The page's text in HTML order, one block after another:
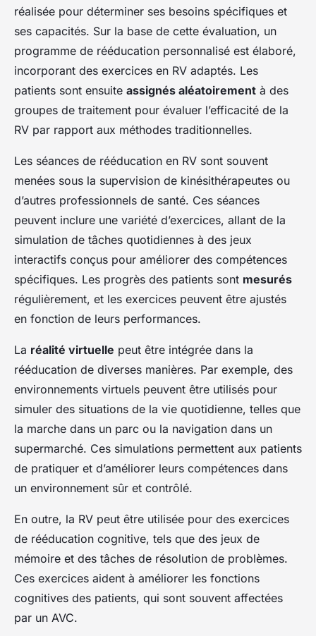
réalisée pour déterminer ses besoins spécifiques et
ses capacités. Sur la base de cette évaluation, un
programme de rééducation personnalisé est élaboré,
incorporant des exercices en RV adaptés. Les
patients sont ensuite assignés aléatoirement à des
groupes de traitement pour évaluer l’efficacité de la
RV par rapport aux méthodes traditionnelles.
Les séances de rééducation en RV sont souvent
menées sous la supervision de kinésithérapeutes ou
d’autres professionnels de santé. Ces séances
peuvent inclure une variété d’exercices, allant de la
simulation de tâches quotidiennes à des jeux
interactifs conçus pour améliorer des compétences
spécifiques. Les progrès des patients sont mesurés
régulièrement, et les exercices peuvent être ajustés
en fonction de leurs performances.
La réalité virtuelle peut être intégrée dans la
rééducation de diverses manières. Par exemple, des
environnements virtuels peuvent être utilisés pour
simuler des situations de la vie quotidienne, telles que
la marche dans un parc ou la navigation dans un
supermarché. Ces simulations permettent aux patients
de pratiquer et d’améliorer leurs compétences dans
un environnement sûr et contrôlé.
En outre, la RV peut être utilisée pour des exercices
de rééducation cognitive, tels que des jeux de
mémoire et des tâches de résolution de problèmes.
Ces exercices aident à améliorer les fonctions
cognitives des patients, qui sont souvent affectées
par un AVC.